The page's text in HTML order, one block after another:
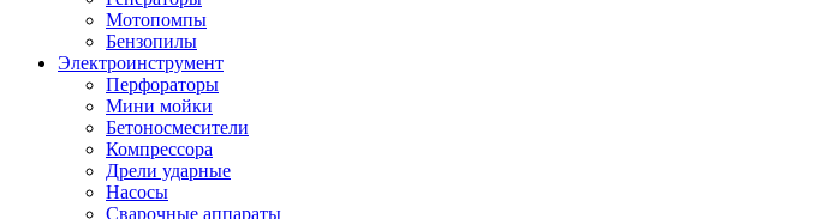
Мотопомпы
Бензопилы
Электроинструмент
Перфораторы
Мини мойки
Бетоносмесители
Компрессора
Дрели ударные
Насосы
Сварочные аппараты